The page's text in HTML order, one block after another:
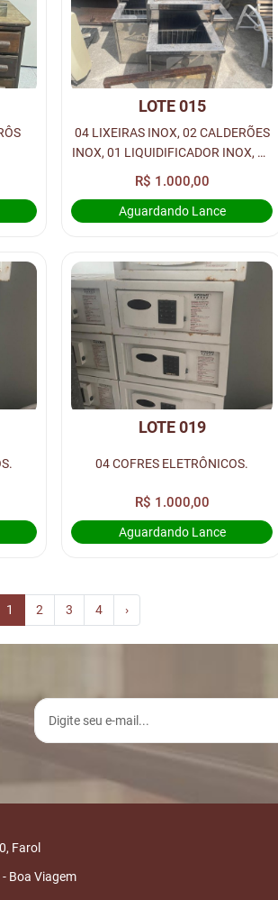
LOTE 015
04 LIXEIRAS INOX, 02 CALDERÕES
INOX, 01 LIQUIDIFICADOR INOX, 01
PANELA(INDUSTRIAL).
R$ 1.000,00
Aguardando Lance
LOTE 019
04 COFRES ELETRÔNICOS.
R$ 1.000,00
Aguardando Lance
1 2 3 4 ›
Farol
Boa Viagem